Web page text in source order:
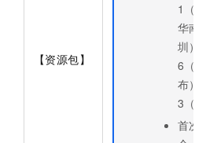
【资源包】
1（
华南
圳）
6（
布）
3（
首次